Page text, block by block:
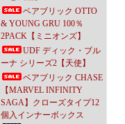
ベアブリック OTTO
& YOUNG GRU 100％
2PACK【ミニオンズ】
UDF ディック・ブル
ーナ シリーズ2【天使】
ベアブリック CHASE
【MARVEL INFINITY
SAGA】クローズタイプ12
個入インナーボックス